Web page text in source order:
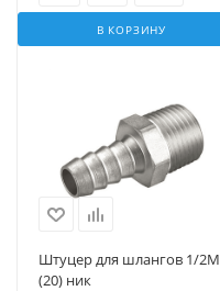
В КОРЗИНУ
Штуцер для шлангов 1/2М
(20) ник